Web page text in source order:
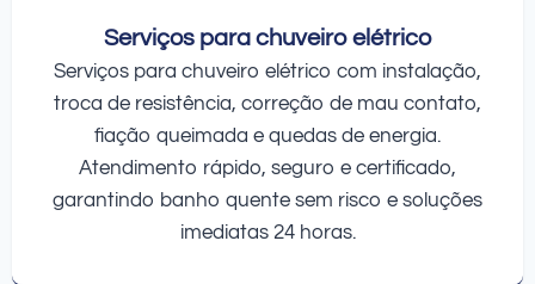
Serviços para chuveiro elétrico
Serviços para chuveiro elétrico com instalação,
troca de resistência, correção de mau contato,
fiação queimada e quedas de energia.
Atendimento rápido, seguro e certificado,
garantindo banho quente sem risco e soluções
imediatas 24 horas.